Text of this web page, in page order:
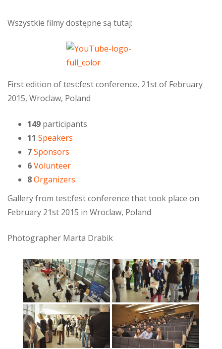
Wszystkie filmy dostępne są tutaj:
First edition of test:fest conference, 21st of February
2015, Wroclaw, Poland
149 participants
11 Speakers
7Sponsors
6Volunteer
8Organizers
Gallery from test:fest conference that took place on
February 21st 2015 in Wroclaw, Poland
Photographer Marta Drabik